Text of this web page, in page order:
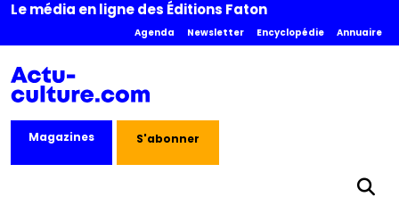
Le média en ligne des Éditions Faton
Agenda Newsletter Encyclopédie Annuaire
Magazines S'abonner